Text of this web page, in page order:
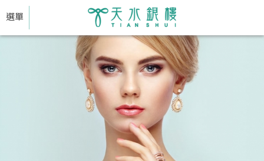
選單